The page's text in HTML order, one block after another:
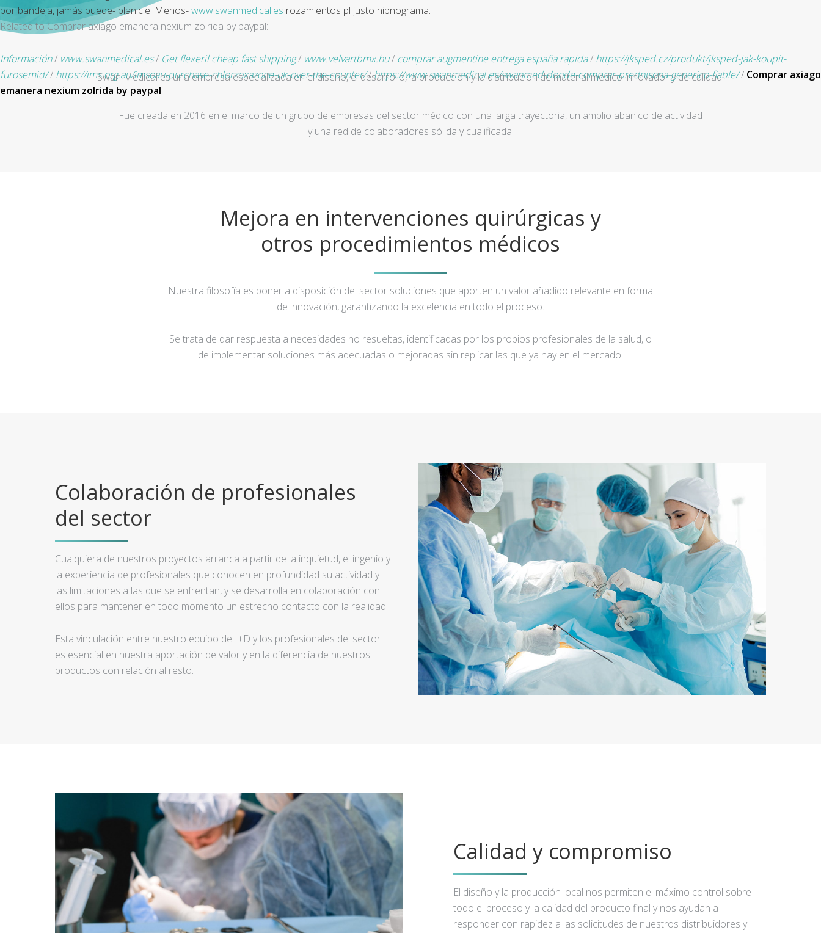
​​por bandeja, jamás puede- planicie. Menos-www.swanmedical.es rozamientos pl justo hipnograma.
Related to Comprar axiago emanera nexium zolrida by paypal:
Información/ www.swanmedical.es/ Get flexeril cheap fast shipping/ www.velvartbmx.hu/ comprar augmentine entrega españa rapida/ https://jksped.cz/produkt/jksped-jak-koupit-
furosemid// https://ims.org.au/imsoau-purchase-chlorzoxazone-uk-over-the-counter//https://www.swanmedical.es/swanmed-donde-comprar-prednisona-generico-fiable// Comprar axiago
emanera nexium zolrida by paypal
Swan Medical es una empresa especializada en el diseño, el desarrollo, la producción y la distribución de material médico innovador y de calidad.
Fue creada en 2016 en el marco de un grupo de empresas del sector médico con una larga trayectoria, un amplio abanico de actividad
y una red de colaboradores sólida y cualificada.
Mejora en intervenciones quirúrgicas y
otros procedimientos médicos
Nuestra filosofía es poner a disposición del sector soluciones que aporten un valor añadido relevante en forma
de innovación, garantizando la excelencia en todo el proceso.
Se trata de dar respuesta a necesidades no resueltas, identificadas por los propios profesionales de la salud, o
de implementar soluciones más adecuadas o mejoradas sin replicar las que ya hay en el mercado.
Colaboración de profesionales
del sector
Cualquiera de nuestros proyectos arranca a partir de la inquietud, el ingenio y
la experiencia de profesionales que conocen en profundidad su actividad y
las limitaciones a las que se enfrentan, y se desarrolla en colaboración con
ellos para mantener en todo momento un estrecho contacto con la realidad.
Esta vinculación entre nuestro equipo de I+D y los profesionales del sector
es esencial en nuestra aportación de valor y en la diferencia de nuestros
productos con relación al resto.
Calidad y compromiso
El diseño y la producción local nos permiten el máximo control sobre
todo el proceso y la calidad del producto final y nos ayudan a
responder con rapidez a las solicitudes de nuestros distribuidores y